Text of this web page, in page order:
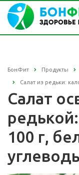
БонФит Продукты
Салат из редьки:
Салат
100 г,